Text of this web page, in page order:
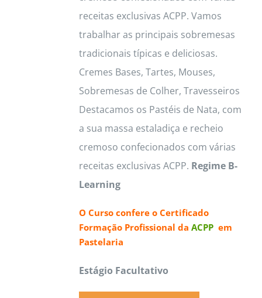
receitas exclusivas ACPP. Vamos
trabalhar as principais sobremesas
tradicionais típicas e deliciosas.
Cremes Bases, Tartes, Mouses,
Sobremesas de Colher, Travesseiros
Destacamos os Pastéis de Nata, com
a sua massa estaladiça e recheio
cremoso confecionados com várias
receitas exclusivas ACPP. Regime B-
Learning
O Curso confere o Certificado
Formação Profissional da ACPPem
Pastelaria
Estágio Facultativo